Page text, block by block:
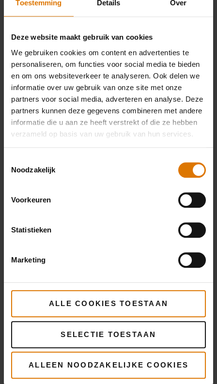
Toestemming Details Over
Deze website maakt gebruik van cookies
We gebruiken cookies om content en advertenties te
personaliseren, om functies voor social media te bieden
en om ons websiteverkeer te analyseren. Ook delen we
informatie over uw gebruik van onze site met onze
partners voor social media, adverteren en analyse. Deze
partners kunnen deze gegevens combineren met andere
informatie die u aan ze heeft verstrekt of die ze hebben
verzameld op basis van uw gebruik van hun services.
Noodzakelijk
Voorkeuren
Statistieken
Marketing
ALLE COOKIES TOESTAAN
SELECTIE TOESTAAN
ALLEEN NOODZAKELIJKE COOKIES
PRINT THIS LIST
Wat heb je nodig?
Aanbevolen
accessoires
Premium
Olie-en
Meer